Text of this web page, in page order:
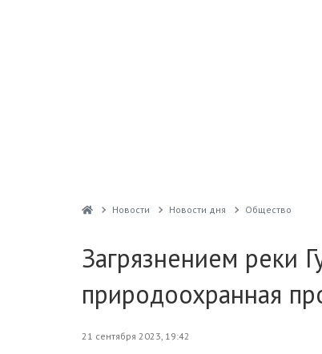
Новости Новости дня Общество
Загрязнением реки
природоохранная
21 сентября 2023, 19:42